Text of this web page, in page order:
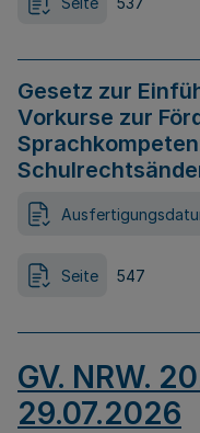
Gesetz zur
Vorkurse zur
Seite 547
GV. NRW.
29.07.2026